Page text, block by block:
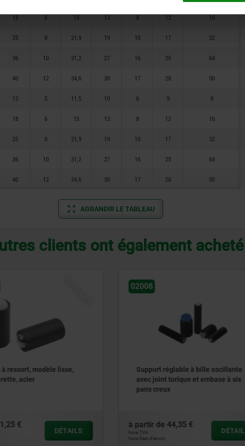
18 6 15 13 8 12 16
25 8 21,9 19 10 17 32
36 10 31,2 27 16 25 64
40 12 34,6 30 17 28 90
13 5 11,5 10 6 9 8
18 6 15 13 8 12 16
25 8 21,9 19 10 17 32
36 10 31,2 27 16 25 64
40 12 34,6 30 17 28 90
AGRANDIR LE TABLEAU
clients ont également acheté
Support réglable à bille oscillante
avec joint torique et embase à six
à partir de 44,35 €
hors frais d’envoi
DÉTAILS
Support réglable
avec joint torique
à partir de 49,17 €
hors frais d’envoi